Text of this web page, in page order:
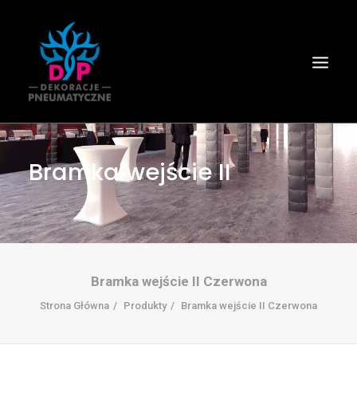
Bramka wejście II
Bramka wejście II Czerwona
Strona Główna Produkty Bramka wejście II Czerwona